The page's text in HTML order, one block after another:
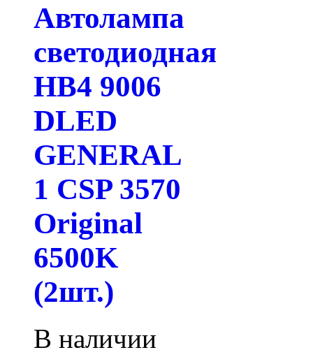
Автолампа
светодиодная
HB4 9006
DLED
GENERAL
1 CSP 3570
Original
6500K
(2шт.)
В наличии